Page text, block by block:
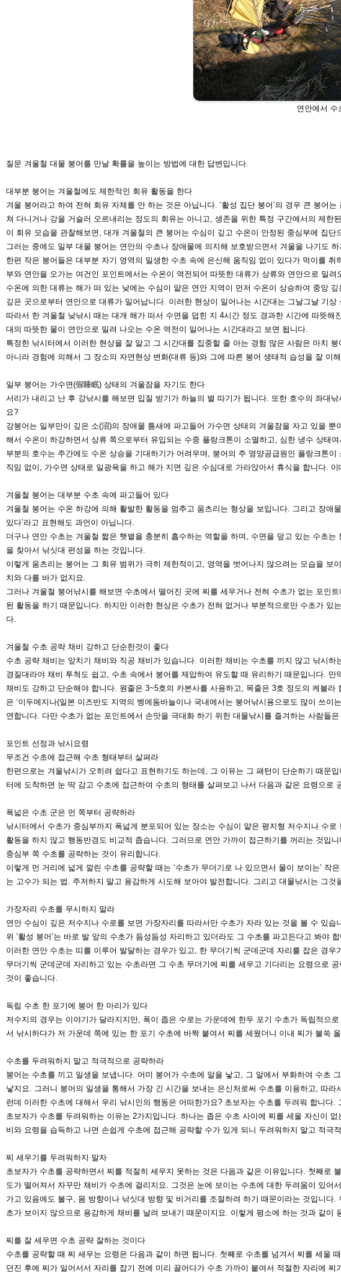
연안에서 수
질문 겨울철 대물 붕어를 만날 확률을 높이는 방법에 대한 답변입니다.
대부분 붕어는 겨울철에도 제한적인 회유 활동을 한다
겨울 붕어라고 하여 전혀 회유 자체를 안 하는 것은 아닙니다. ‘활성 집단 붕어’의 경우 큰 붕어는
쳐 다니거나 강을 거슬러 오르내리는 정 도의 회유는 아니고, 생존을 위한 특정 구간에서의 제한
이 회유 모습을 관찰해보면, 대개 겨울철의 큰 붕어는 수심이 깊고 수온이 안정된 중심부에 집단
그러는 중에도 일부 대물 붕어는 연안의 수초나 장애물에 의지해 보호받으면서 겨울을 나기도 하
한편 작은 붕어들은 대부분 자기 영역의 밀생한 수초 속에 은신해 움직임 없이 있다가 먹이 를 취
부와 연안을 오가는 여건인 포인트에서는 수온이 역전되어 따뜻한 대류가 상류와 연안으로 밀
수온에 의한 대류는 해가 떠 있는 낮에는 수심이 얕은 연안 지역이 먼저 수온이 상승하여 중앙 깊
깊은 곳으로부터 연안으로 대류가 일 어납니다. 이러한 현상이 일어나는 시간대는 그날그날 기상
따라서 한 겨울철 낮낚시 때는 대개 해가 떠서 수면을 덥힌 지 4시간 정도 경과한 시간에 따뜻해
대의 따뜻한 물이 연안으로 밀려 나오 는 수온 역전이 일어나는 시간대라고 보면 됩니다.
특정한 낚시터에서 이러한 현상을 잘 알고 그 시간대를 집중할 줄 아는 경험 많은 사람은 마치 붕
아니라 경험에 의해서 그 장소의 자연현상 변화(대류 등)와 그에 따른 붕어 생태적 습성을 잘 이
일부 붕어는 가수면(假睡眠) 상태의 겨울잠을 자기도 한다
서리가 내리고 난 후 강낚시를 해보면 입질 받기가 하늘의 별 따기가 됩니다. 또한 호수의 좌대낚
요?
강붕어는 일부만이 깊은 소(沼)의 장애물 틈새에 파고들어 가수면 상태의 겨울잠을 자고 있 을 뿐
해서 수온이 하강하면서 상류 쪽으로부터 유입되는 수중 플랑크톤이 소멸하고, 심한 냉수 상태
부분의 호수는 주간에도 수온 상승을 기대하기가 어려우며, 붕어의 주 영양공급원인 플랑크톤이
직임 없이, 가수면 상태로 일광욕을 하고 해가 지면 깊은 수심대로 가라앉아서 휴식을 합니다.
겨울철 붕어는 대부분 수초 속에 파고들어 있다
겨울철 붕어는 수온 하강에 의해 활발한 활동을 멈추고 움츠리는 형상을 보입니다. 그리고 장애
있다’라고 표현해도 과언이 아닙니다.
더구나 연안 수초는 겨울철 짧은 햇볕을 충분히 흡수하는 역할을 하며, 수면을 덮고 있는 수초는
을 찾아서 낚싯대 편성을 하는 것입니다.
이렇게 움츠리는 붕어는 그 회유 범위가 극히 제한적이고, 영역을 벗어나지 않으려는 모습을 보
치와 다를 바가 없지요.
그러나 겨울철 붕어낚시를 해보면 수초에서 떨어진 곳에 찌를 세우거나 전혀 수초가 없는 포인
된 활동을 하기 때문입니다. 하지만 이러 한 현상은 수초가 전혀 없거나 부분적으로만 수초가 있
다.
겨울철 수초 공략 채비 강하고 단순한것이 좋다
수초 공략 채비는 앞치기 채비와 직공 채비가 있습니다. 이러한 채비는 수초를 끼 지 않고 낚시하
경질대라야 채비 투척도 쉽고, 수초 속에서 붕어를 제압하여 유도할 때 유리하기 때문입니다. 만
채비도 강하고 단순해야 합니다. 원줄은 3~5호의 카본사를 사용하고, 목줄은 3호 정도의 케블라
은 ‘이두메지나(일본 이즈반도 지역의 벵에돔바늘이나 국내에서는 붕어낚시용으로도 많이 쓰이는
연합니다. 다만 수초가 없는 포인트에서 손맛을 극대 화 하기 위한 대물낚시를 즐겨하는 사람들
포인트 선정과 낚시요령
무조건 수초에 접근해 수초 형태부터 살펴라
한편으로는 겨울낚시가 오히려 쉽다고 표현하기도 하는데, 그 이유는 그 패턴이 단순하기 때문
터에 도착하면 눈 딱 감고 수초에 접근하여 수초의 형태를 살펴보고 나서 다음과 같은 요령으로
폭넓은 수초 군은 먼 쪽부터 공략하라
낚시터에서 수초가 중심부까지 폭넓게 분포되어 있는 장소는 수심이 얕은 평지형 저수지 나 수로
활동을 하지 않고 행동반경도 비교적 좁습니다. 그러므로 연안 가까이 접근하기를 꺼리는 것입
중심부 쪽 수초를 공략하는 것이 유리합니다.
이렇게 먼 거리에 넓게 깔린 수초를 공략할 때는 ‘수초가 무더기로 나 있으면서 물이 보이 는’ 작
는 고수가 되는 법. 주저하지 말고 용감하게 시도해 보아야 발전합니다. 그리고 대물낚시는 그것
가장자리 수초를 무시하지 말라
연안 수심이 깊은 저수지나 수로를 보면 가장자리를 따라서만 수초가 자라 있는 것을 볼 수 있습
위 ‘활성 붕어’는 바로 발 앞의 수초가 듬성듬성 자리하고 있더라도 그 수초를 파고든다고 봐야
이러한 연안 수초는 띠를 이루어 발달하는 경우가 있고, 한 무더기씩 군데군데 자리를 잡은 경우
무더기씩 군데군데 자리하고 있는 수초라면 그 수초 무더기에 찌를 세우고 기다리는 요령으로
것이 좋습니다.
독립 수초 한 포기에 붕어 한 마리가 있다
저수지의 경우는 이야기가 달라지지만, 폭이 좁은 수로는 가운데에 한두 포기 수초가 독립 적으
서 낚시하다가 저 가운데 쪽에 있는 한 포기 수초에 바짝 붙여서 찌를 세웠더니 이내 찌가 불쑥
수초를 두려워하지 말고 적극적으로 공략하라
붕어는 수초를 끼고 일생을 보냅니다. 어미 붕어가 수초에 알을 낳고, 그 알에서 부화하여 수초
낳지요. 그러니 붕어의 일생을 통해서 가장 긴 시간을 보내는 은신처로써 수초를 이용하고, 따라
런데 이러한 수초에 대해서 우리 낚시인의 행동은 어떠한가요? 초보자는 수초를 두려워 합니다.
초보자가 수초를 두려워하는 이유는 2가지입니다. 하나는 좁은 수초 사이에 찌를 세울 자신이 없
비와 요령을 습득하고 나면 손쉽게 수초에 접근해 공략할 수가 있게 되니 두려워하지 말고 적극
찌 세우기를 두려워하지 말자
초보자가 수초를 공략하면서 찌를 적절히 세우지 못하는 것은 다음과 같은 이유입니다. 첫째로
도가 떨어져서 자꾸만 채비가 수초에 걸리지요. 그것은 눈에 보이는 수초에 대한 두려움이 있어
가고 있음에도 불구, 몸 방향이나 낚싯대 방향 및 비거리를 조절하려 하기 때 문이라는 것입니다.
초가 보이지 않으므로 용감하게 채비를 날려 보내기 때문이지요. 이렇게 평소에 하는 것과 같이
찌를 잘 세우면 수초 공략 잘하는 것 이다
수초를 공략할 때 찌 세우는 요령은 다음과 같이 하면 됩니다. 첫째로 수초를 넘겨서 찌를 세울
던진 후에 찌가 일어서서 자리를 잡기 전에 미리 끌어다가 수초 가까이 붙여서 적절한 자리에 찌